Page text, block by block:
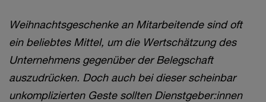
Weihnachtsgeschenke an Mitarbeitende sind oft
ein beliebtes Mittel, um die Wertschätzung des
Unternehmens gegenüber der Belegschaft
auszudrücken. Doch auch bei dieser scheinbar
unkomplizierten Geste sollten Dienstgeber:innen